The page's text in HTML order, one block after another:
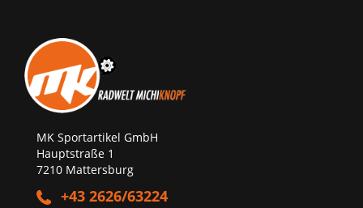
MK Sportartikel GmbH
Hauptstraße 1
7210 Mattersburg
+43 2626/63224